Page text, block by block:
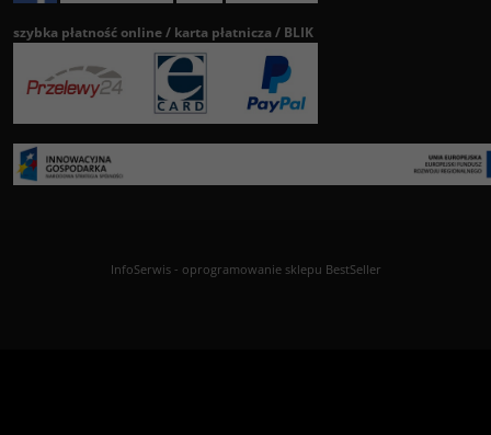
szybka płatność online / karta płatnicza / BLIK
InfoSerwis- oprogramowanie sklepu BestSeller